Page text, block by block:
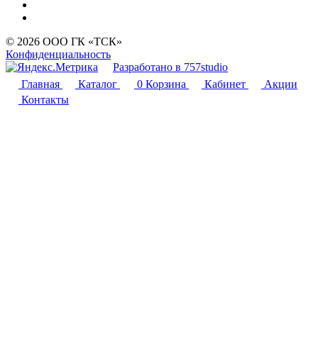
© 2026 ООО ГК «ТСК»
Конфиденциальность
Разработано в 757studio
Главная
Каталог 0 Корзина Кабинет
Акции
Контакты